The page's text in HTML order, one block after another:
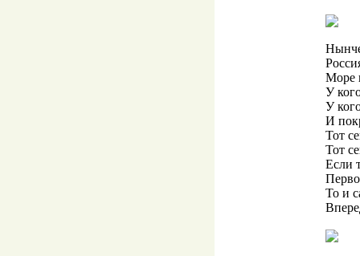
Море
У
У
И
Тот
Тот
Если
То и